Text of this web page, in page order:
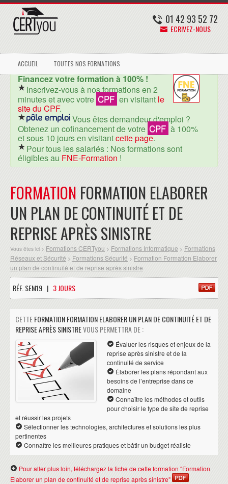
01 42 93 52 72
ECRIVEZ-NOUS
ACCUEIL TOUTES NOS FORMATIONS
Financez votre formation à 100% !
Inscrivez-vous à nos formations en 2
minutes et avec votre CPF en visitant le
site du CPF.
Vous êtes demandeur d'emploi ?
Obtenez un cofinancement de votre CPF à 100%
et sous 10 jours en visitantcette page.
Pour tous les salariés : Nos formations sont
éligibles au FNE-Formation !
FORMATION FORMATION ELABORER
UN PLAN DE CONTINUITÉ ET DE
REPRISE APRÈS SINISTRE
Vous êtes ici > Formations CERTyou > Formations Informatique > Formations
Réseaux et Sécurité > Formations Sécurité > Formation Formation Elaborer
un plan de continuité et de reprise après sinistre
RÉF. SEM19 | 3 JOURS
CETTEFORMATION FORMATION ELABORER UN PLAN DE CONTINUITÉ ET DE
REPRISE APRÈS SINISTREVOUS PERMETTRA DE :
Évaluer les risques et enjeux de la
reprise après sinistre et de la
continuité de service
Élaborer les plans répondant aux
besoins de l’entreprise dans ce
domaine
Connaître les méthodes et outils
pour choisir le type de site de reprise
et réussir les projets
Sélectionner les technologies, architectures et solutions les plus
pertinentes
Connaître les meilleures pratiques et bâtir un budget réaliste
Pour aller plus loin, téléchargez la fiche de cette formation "Formation
Elaborer un plan de continuité et de reprise après sinistre"